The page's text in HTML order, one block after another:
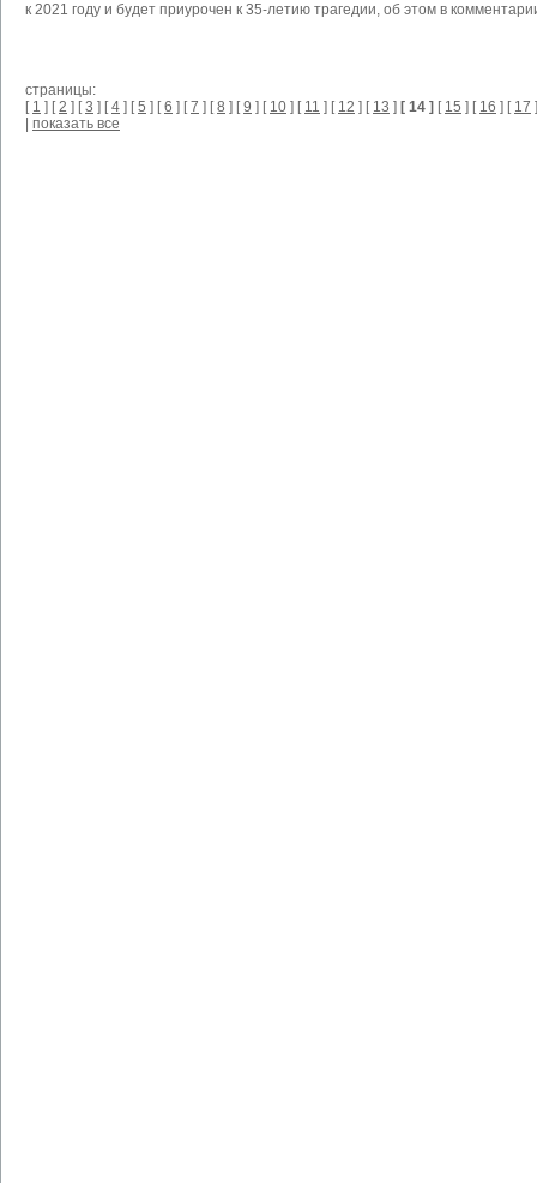
к 2021 году и будет приурочен к 35-летию трагедии, об этом в
страницы:
[ 1 ] [2 ] [3 ] [4 ] [5 ] [6 ] [7 ] [8 ] [9 ] [ 10 ] [ 11 ] [ 12 ] [ 13 ] [ 14 ] [ 15 ] [ 16 ] [ 17
показать все